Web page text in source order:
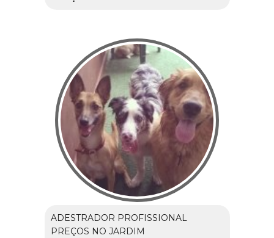
ADESTRADOR PROFISSIONAL
PREÇOS NO JARDIM